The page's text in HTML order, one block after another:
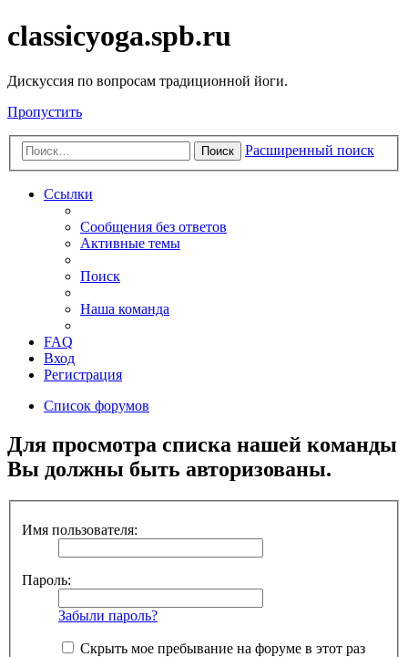
classicyoga.spb.ru
Дискуссия по вопросам традиционной йоги.
Пропустить
Поиск Расширенный поиск
Ссылки
Сообщения без ответов
Активные темы
Поиск
Наша команда
FAQ
Вход
Регистрация
Список форумов
Для просмотра списка нашей команды
Вы должны быть авторизованы.
Имя пользователя:
Пароль:
Забыли пароль?
Скрыть мое пребывание на форуме в этот раз